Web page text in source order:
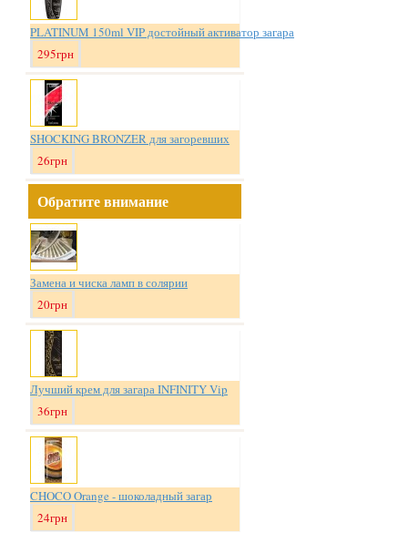
PLATINUM 150ml VIP достойный активатор загара
295грн
SHOCKING BRONZER для загоревших
26грн
Обратите внимание
Замена и чиска ламп в солярии
20грн
Лучший крем для загара INFINITY Vip
36грн
CHOCO Orange - шоколадный загар
24грн